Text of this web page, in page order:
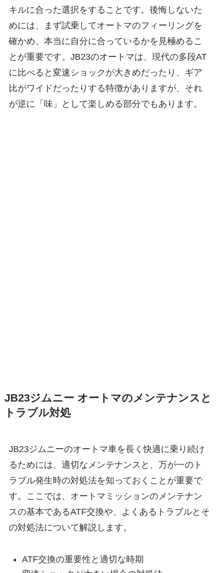
キルに合った選択をすることです。後悔しないた
めには、まず試乗してオートマのフィーリングを
確かめ、本当に自分に合っているかを見極めるこ
とが重要です。JB23のオートマは、現代の多段AT
に比べると変速ショックが大きめだったり、ギア
比がワイドだったりする特徴がありますが、それ
が逆に「味」として楽しめる部分でもあります。
JB23ジムニー オートマのメンテナンスと
トラブル対処
JB23ジムニーのオートマ車を長く快適に乗り続け
るためには、適切なメンテナンスと、万が一のト
ラブル発生時の対処法を知っておくことが重要で
す。ここでは、オートマミッションのメンテナン
スの基本であるATF交換や、よくあるトラブルとそ
の対処法について解説します。
ATF交換の重要性と適切な時期